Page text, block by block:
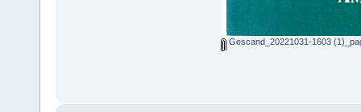
Gescand_20221031-1603